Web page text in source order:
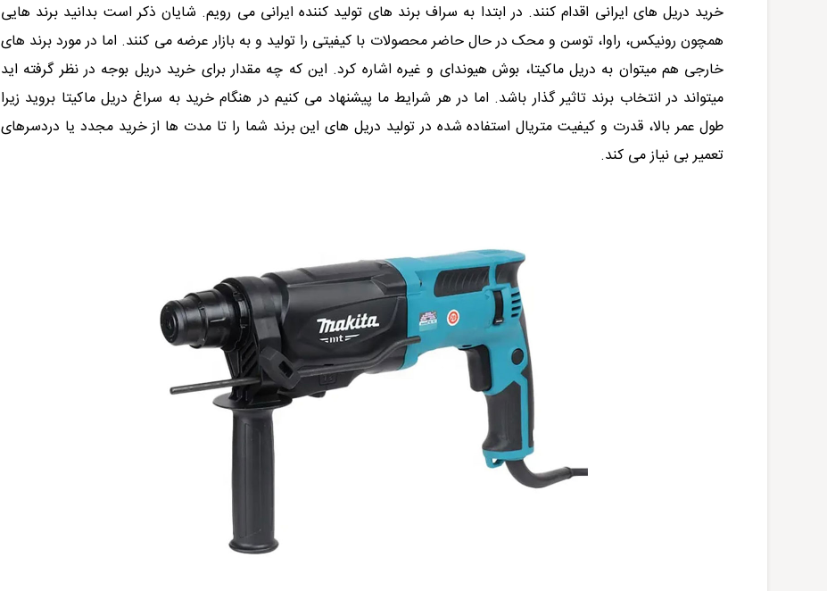
خرید دریل های ایرانی اقدام کنند. در ابتدا به سراف برند های تولید کننده ایرانی می رویم. شایان ذکر است بدانید برند هایی
همچون رونیکس، راوا، توسن و محک در حال حاضر محصولات با کیفیتی را تولید و به بازار عرضه می کنند. اما در مورد برند های
خارجی هم میتوان به دریل ماکیتا، بوش هیوندای و غیره اشاره کرد. این که چه مقدار برای خرید دریل بوجه در نظر گرفته اید
میتواند در انتخاب برند تاثیر گذار باشد. اما در هر شرایط ما پیشنهاد می کنیم در هنگام خرید به سراغ دریل ماکیتا بروید زیرا
طول عمر بالا، قدرت و کیفیت متریال استفاده شده در تولید دریل های این برند شما را تا مدت ها از خرید مجدد یا دردسرهای
تعمیر بی نیاز می کند.